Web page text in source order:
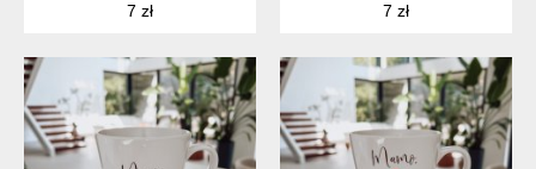
7 zł
7 zł